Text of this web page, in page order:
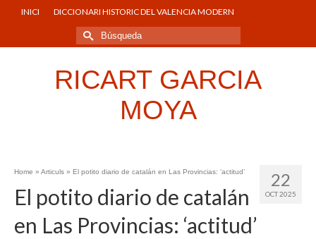
INICI DICCIONARI HISTORIC DEL VALENCIA MODERN
Buscar
por:
RICART GARCIA
MOYA
22
OCT 2025
Home » Articuls » El potito diario de catalán en Las Provincias: ‘actitud’
El potito diario de catalán
en Las Provincias: ‘actitud’